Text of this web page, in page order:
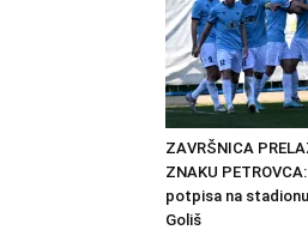
ZAVRŠNICA
ZNAKU
potpisa na
Goliš